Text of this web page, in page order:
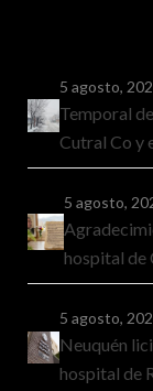
5 agosto,
Temporal
Cutral Co y
5 agosto,
hospital de
5 agosto,
Neuquén
hospital de